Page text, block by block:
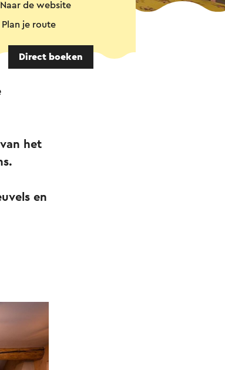
Naar de website
Plan je route
Direct boeken
het
en